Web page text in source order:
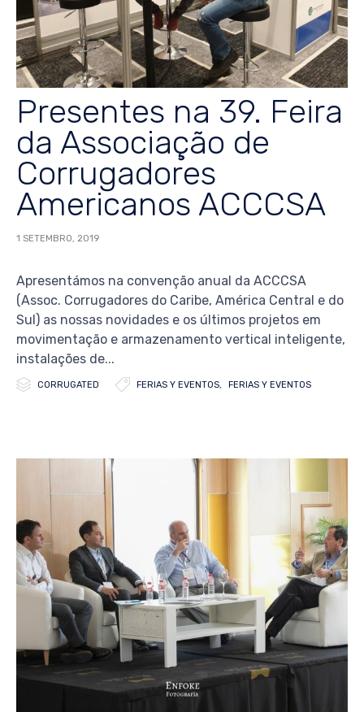
Presentes na 39. Feira
da Associação de
Corrugadores
Americanos ACCCSA
1 SETEMBRO, 2019
Apresentámos na convenção anual da ACCCSA
(Assoc. Corrugadores do Caribe, América Central e do
Sul) as nossas novidades e os últimos projetos em
movimentação e armazenamento vertical inteligente,
instalações de...
 Category
CORRUGATED  Tags
FERIAS Y EVENTOS, FERIAS Y EVENTOS